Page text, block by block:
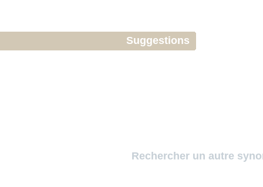
Suggestions
Rechercher un autre